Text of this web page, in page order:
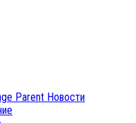
Parent Новости